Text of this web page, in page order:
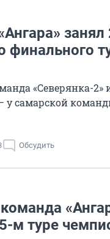
финального
«Северянка-2»
у самарской
Обсудить
м туре